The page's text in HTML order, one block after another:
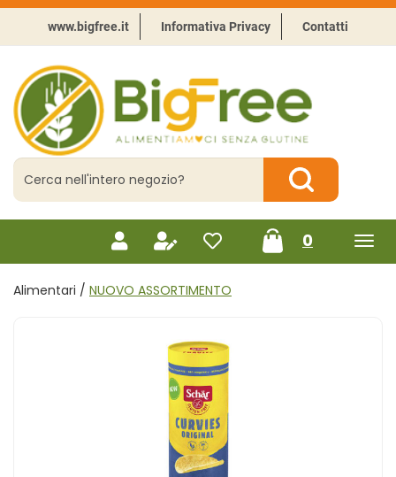
Passa
contenuto
principale
www.bigfree.it Informativa Privacy Contatti
BigFree
-
Punto
celiachia
Cerca
Prodotto
Cerca Prodotto
0prodotti
inseriti
Alimentari / NUOVO ASSORTIMENTO